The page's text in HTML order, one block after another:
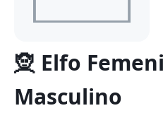
🧝 Elfo
Masculino